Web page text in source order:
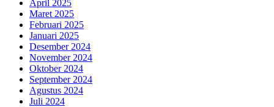
April 2025
Maret 2025
Februari 2025
Januari 2025
Desember 2024
November 2024
Oktober 2024
September 2024
Agustus 2024
Juli 2024